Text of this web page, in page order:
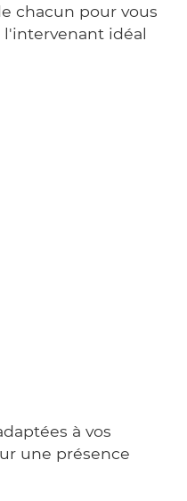
chacun pour vous
l'intervenant idéal
à vos
une présence